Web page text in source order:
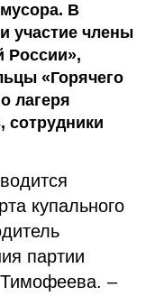
В
участие члены
России»,
«Горячего
лагеря
сотрудники
купального
партии
–